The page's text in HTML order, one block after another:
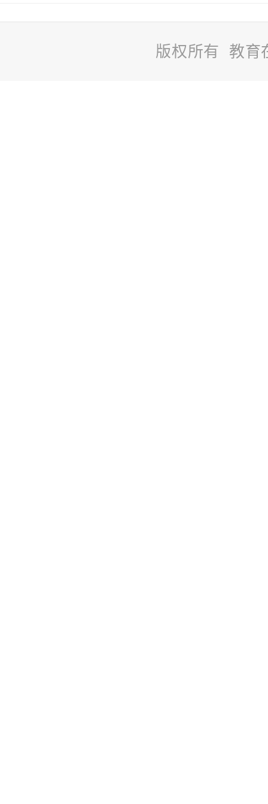
版权所有 教育